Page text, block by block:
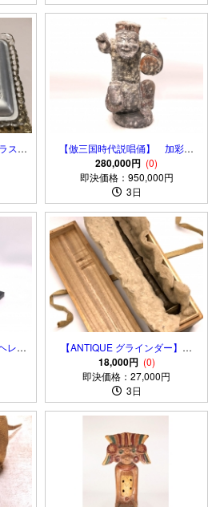
ス菓
注
【倣三国時代説唱俑】 加彩陶
俑 伝出土古玩 58ｃｍ/10.2ｋ
ｇ
280,000円 (0)
即決価格：950,000円
3日
レニ
【ANTIQUE グラインダー】乳
棒 17世紀 フランス製 桐箱
入
18,000円 (0)
即決価格：27,000円
3日